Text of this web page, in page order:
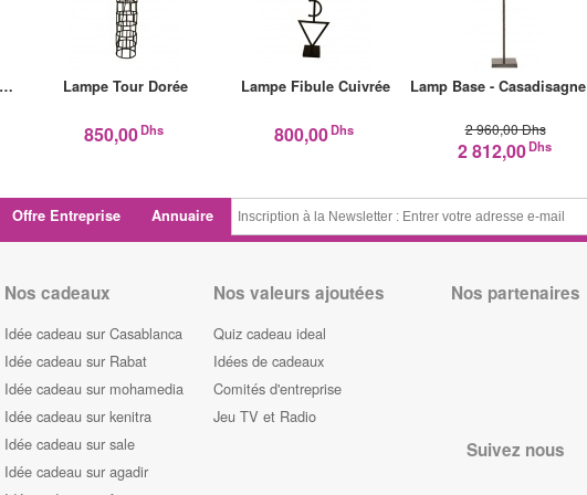
Lampe Tour Dorée
850,00Dhs
Lampe Fibule Cuivrée
800,00Dhs
Lamp Base -
2 960,00 Dhs
2 812,00Dhs
Offre Entreprise Annuaire
Nos cadeaux
Idée cadeau sur Casablanca
Idée cadeau sur Rabat
Idée cadeau sur mohamedia
Idée cadeau sur kenitra
Idée cadeau sur sale
Idée cadeau sur agadir
Nos valeurs ajoutées
Quiz cadeau ideal
Idées de cadeaux
Comités d'entreprise
Jeu TV et Radio
Nos partenaires
Suivez nous